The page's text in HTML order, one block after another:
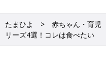
たまひよ 赤ちゃん・育児
リーズ4選！コレは食べたい